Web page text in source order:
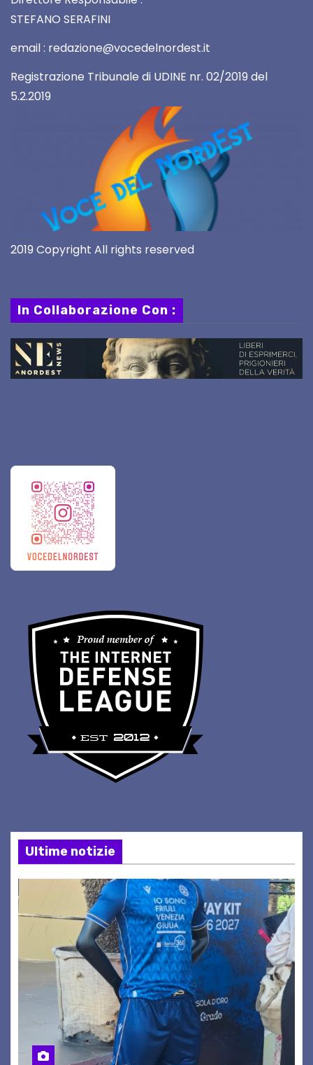
STEFANO SERAFINI
email : redazione@vocedelnordest.it
Registrazione Tribunale di UDINE nr. 02/2019 del
5.2.2019
2019 Copyright All rights reserved
In Collaborazione Con :
Ultime notizie